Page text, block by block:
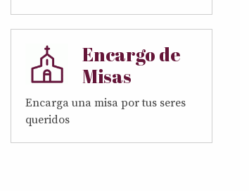
Encargo de
Misas
Encarga una misa por tus seres
queridos